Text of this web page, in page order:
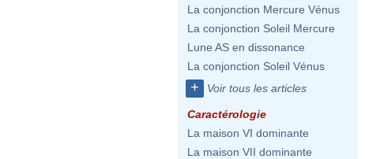
La conjonction Mercure Vénus
La conjonction Soleil Mercure
Lune AS en dissonance
La conjonction Soleil Vénus
+ Voir tous les articles
Caractérologie
La maison VI dominante
La maison VII dominante